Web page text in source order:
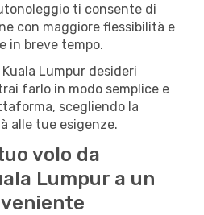
ti consente di
con maggiore flessibilità e
in breve tempo.
Lumpur desideri
farlo in modo semplice e
scegliendo la
alle tue esigenze.
volo da
Lumpur a un